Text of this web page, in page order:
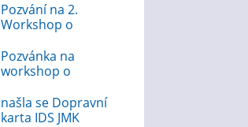
Pozvání na 2.
Workshop o
internetu
Pozvánka na
workshop o
internetu 12.8.2026
našla se Dopravní
karta IDS JMK